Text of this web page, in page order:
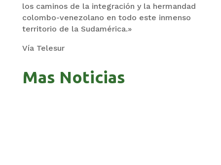
los caminos de la integración y la hermandad
colombo-venezolano en todo este inmenso
territorio de la Sudamérica.»
Vía Telesur
Mas Noticias